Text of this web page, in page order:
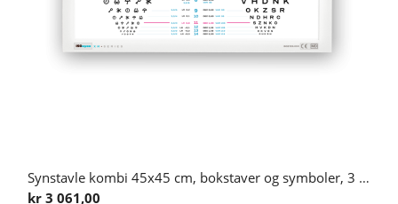
Synstavle kombi 45x45 cm, bokstaver og symboler, 3 meter
kr 3 061,00